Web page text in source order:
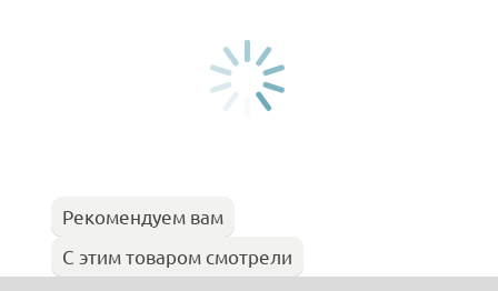
Рекомендуем вам
С этим товаром смотрели